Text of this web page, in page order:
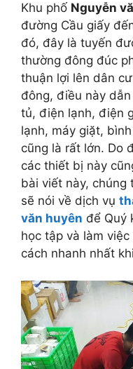
Khu phố Nguyễn
đường Cầu giấy
đó, đây là tuyến
thường đông đúc
thuận lợi lên dân
đông, điều này
tủ, điện lạnh, điện
lạnh, máy giặt,
cũng là rất lớn. Do
các thiết bị này
bài viết này, chúng
sẽ nói về dịch vụ
văn huyên để Quý
học tập và làm
cách nhanh nhất